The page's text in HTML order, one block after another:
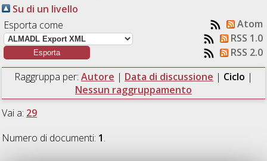
Su di un livello
Esporta come
Atom
RSS 1.0
RSS 2.0
Raggruppa per: Autore | Data di discussione | Ciclo |
Nessun raggruppamento
Vai a: 29
Numero di documenti: 1.